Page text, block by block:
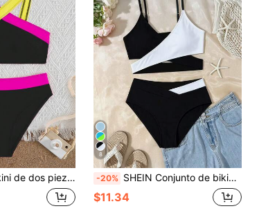
para adolescentes, traje de baño informal para playa de verano
8
-20% SHEIN Conjunto de bikini para adolescentes, diseño de cruce delantero de tela de punto de color blanco y negro en contraste, estilo elegante y casual, adecuado para natación, vacaciones de verano, playa, piscina
$11.34